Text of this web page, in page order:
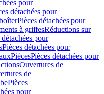
pour
détachées pour
Pièces détachées pour
à griffesRéductions sur
détachées pour
Pièces détachées pour
PiècesPièces détachées pour
Ouvertures de
de
Pièces
pour